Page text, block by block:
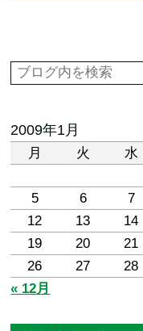
2009年1月
月 火 水
5
6 7
12
13 14
19
20 21
26
27 28
« 12月